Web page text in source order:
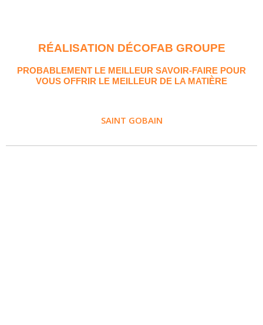
RÉALISATION DÉCOFAB GROUPE
PROBABLEMENT LE MEILLEUR SAVOIR-FAIRE POUR
VOUS OFFRIR LE MEILLEUR DE LA MATIÈRE
SAINT GOBAIN